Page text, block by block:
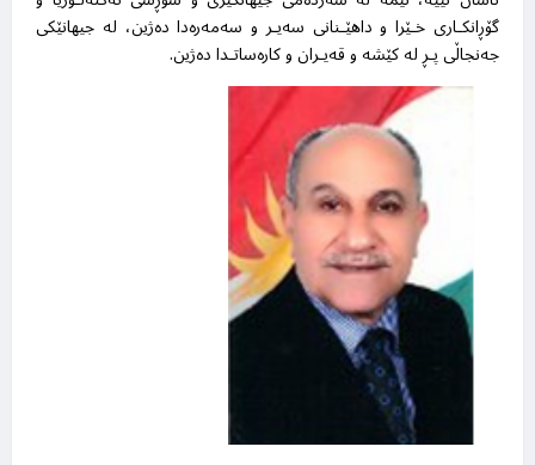
گۆڕانکـاری خـێرا و داهێـنانی سەیـر و سەمەرەدا دەژین، لە جیهانێکی
جەنجاڵی پـڕ لە کێشە و قەیـران و کارەساتـدا دەژین.